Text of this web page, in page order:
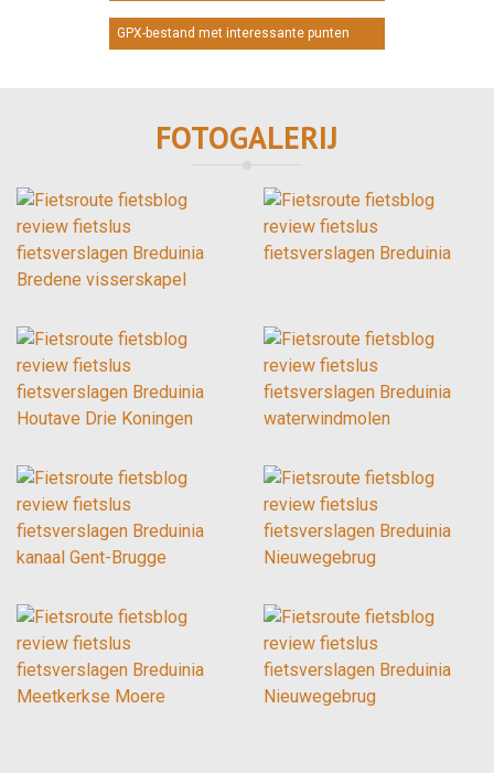
GPX-bestand met interessante punten
FOTOGALERIJ